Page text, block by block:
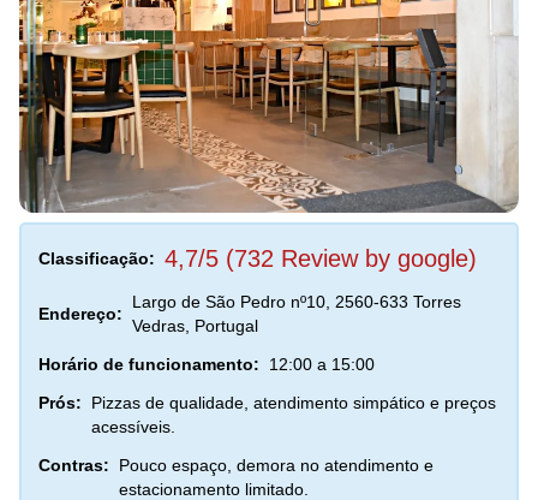
Classificação: 4,7/5 (732 Review by google)
Endereço:
Largo de São Pedro nº10, 2560-633 Torres
Vedras, Portugal
Horário de funcionamento:
12:00 a 15:00
Prós:
Pizzas de qualidade, atendimento simpático e preços
acessíveis.
Contras:
Pouco espaço, demora no atendimento e
estacionamento limitado.